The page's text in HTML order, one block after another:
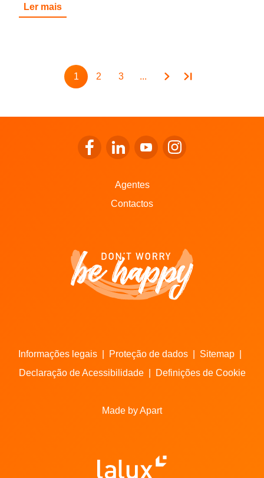
Ler mais
Pagination
Page
1 Page
2 Page
3 ...
Ir para o Facebook da LALUX
Ir para o LinkedIn da LALUX
Ir para o YouTube da
Ir para o Instagram
Agentes
Contactos
Informações legais Proteção de dados Sitemap
Declaração de Acessibilidade
Definições de Cookie
Made by Apart